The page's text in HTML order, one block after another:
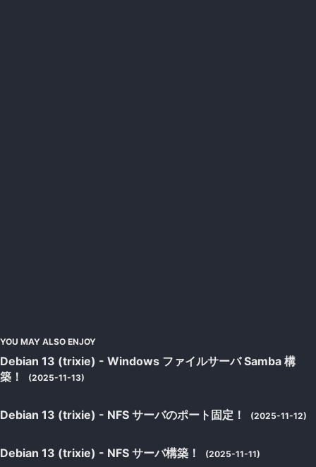
YOU MAY ALSO ENJOY
Debian 13 (trixie) - Windows ファイルサーバ Samba 構
築！
(2025-11-13)
Debian 13 (trixie) - NFS サーバのポート固定！ (2025-11-12)
Debian 13 (trixie) - NFS サーバ構築！ (2025-11-11)